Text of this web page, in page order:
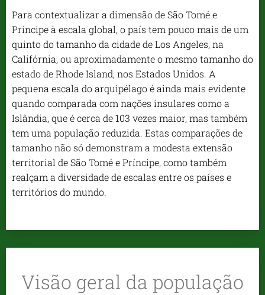
Para contextualizar a dimensão de São Tomé e
Príncipe à escala global, o país tem pouco mais de um
quinto do tamanho da cidade de Los Angeles, na
Califórnia, ou aproximadamente o mesmo tamanho do
estado de Rhode Island, nos Estados Unidos. A
pequena escala do arquipélago é ainda mais evidente
quando comparada com nações insulares como a
Islândia, que é cerca de 103 vezes maior, mas também
tem uma população reduzida. Estas comparações de
tamanho não só demonstram a modesta extensão
territorial de São Tomé e Príncipe, como também
realçam a diversidade de escalas entre os países e
territórios do mundo.
Visão geral da população